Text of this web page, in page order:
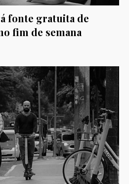
fonte gratuita de
fim de semana